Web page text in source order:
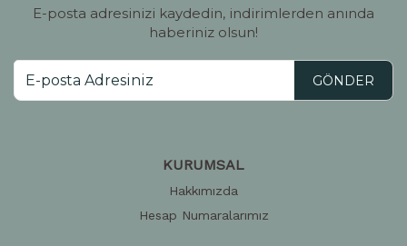
E-posta adresinizi kaydedin, indirimlerden anında
haberiniz olsun!
GÖNDER
KURUMSAL
Hakkımızda
Hesap Numaralarımız